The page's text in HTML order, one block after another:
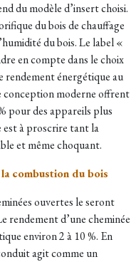
du modèle d’insert choisi.
du bois de chauffage
du bois. Le label «
en compte dans le choix
rendement énergétique au
conception moderne offrent
pour des appareils plus
est à proscrire tant la
et même choquant.
combustion du bois
ouvertes le seront
rendement d’une cheminée
environ 2 à 10 %. En
agit comme un